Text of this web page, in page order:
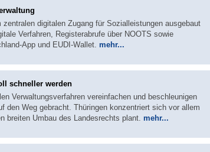
digitalen Zugang für Sozialleistungen ausgebaut
Verfahren, Registerabrufe über NOOTS sowie
App und EUDI-Wallet. mehr...
schneller werden
Verwaltungsverfahren vereinfachen und beschleunigen
den Weg gebracht. Thüringen konzentriert sich vor allem
breiten Umbau des Landesrechts plant. mehr...